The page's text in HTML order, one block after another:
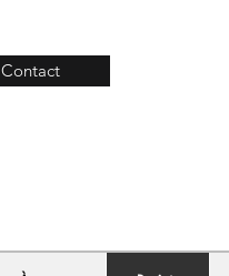
Contact